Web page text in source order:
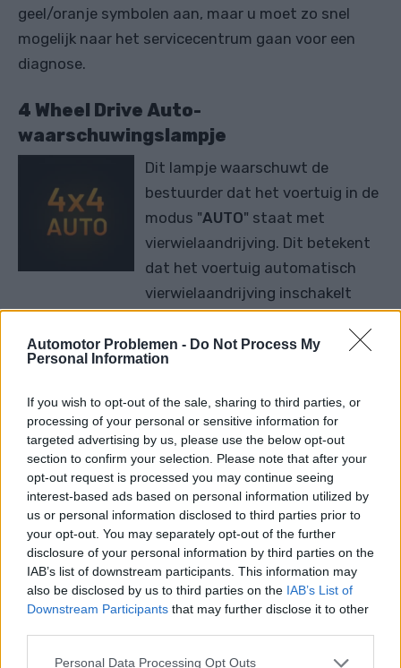
Automotor Problemen - Do Not Process My
Personal Information
If you wish to opt-out of the sale, sharing to third parties, or
processing of your personal or sensitive information for
targeted advertising by us, please use the below opt-out
section to confirm your selection. Please note that after your
opt-out request is processed you may continue seeing
interest-based ads based on personal information utilized by
us or personal information disclosed to third parties prior to
your opt-out. You may separately opt-out of the further
disclosure of your personal information by third parties on the
IAB’s list of downstream participants. This information may
also be disclosed by us to third parties on the IAB’s List of
Downstream Participants that may further disclose it to other
Personal Data Processing Opt Outs
geel/oranje symbolen aan, maar u moet zo snel
mogelijk naar het servicecentrum gaan voor een
diagnose.
4 Wheel Drive Auto-
waarschuwingslampje
Dit lampje waarschuwt de
bestuurder dat het voertuig in de
modus "AUTO" staat met
vierwielaandrijving. Dit betekent
dat het voertuig automatisch
vierwielaandrijving inschakelt
moderne voertuigen met vierwielaandrijving
gebruiken deze modus standaard. Het probleem
doet zich voor als het lampje brandt terwijl de
modus uit zou moeten zijn.
4 Wheel Drive High-
waarschuwingslampje
Deze indicator waarschuwt de
bestuurder dat het voertuig in de
modus " HIGH" staat met
vierwielaandrijving. In het geval
van oudere voertuigen met
vierwielaandrijving was dit de